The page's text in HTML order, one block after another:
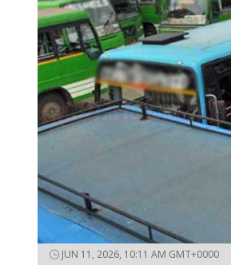
JUN 11, 2026, 10:11 AM GMT+0000